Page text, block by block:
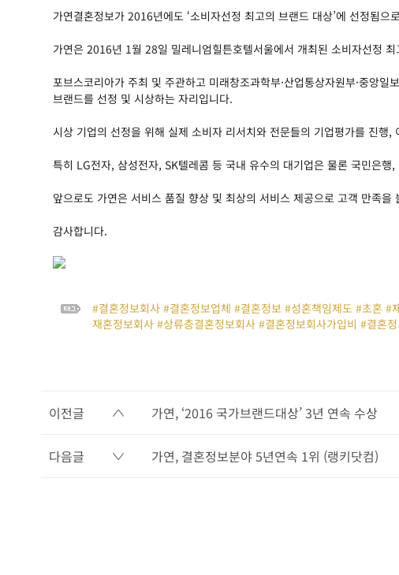
가연결혼정보가 2016년에도 ‘소비자선정 최고의 브랜드 대상’에 선정됨으
가연은 2016년 1월 28일 밀레니엄힐튼호텔서울에서 개최된 소비자선정
포브스코리아가 주최 및 주관하고 미래창조과학부·산업통상자원부·중앙
브랜드를 선정 및 시상하는 자리입니다.
시상 기업의 선정을 위해 실제 소비자 리서치와 전문들의 기업평가를 진
특히 LG전자, 삼성전자, SK텔레콤 등 국내 유수의 대기업은 물론 국민은
앞으로도 가연은 서비스 품질 향상 및 최상의 서비스 제공으로 고객 만족
감사합니다.
#결혼정보회사 #결혼정보업체 #결혼정보 #성혼책임제도 #초혼
재혼정보회사 #상류층결혼정보회사 #결혼정보회사가입비 #결혼
이전글 가연, ‘2016 국가브랜드대상’ 3년 연속 수상
다음글 가연, 결혼정보분야 5년연속 1위 (랭키닷컴)